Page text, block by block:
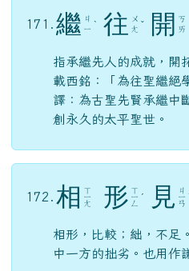
171. 繼 ㄐ
ㄧ ˋ 往 ㄨ
ㄤ ˇ 開 ㄎ
ㄞ
指承繼先人的成就，開
載西銘：「為往聖繼絕
譯：為古聖先賢承繼中
創永久的太平聖世。
172. 相 ㄒ
ㄧ
ㄤ 形 ㄒ
ㄧ
ㄥ
ˊ 見 ㄐ
ㄧ
ㄢ
相形，比較；絀，不足
中一方的拙劣。也用作